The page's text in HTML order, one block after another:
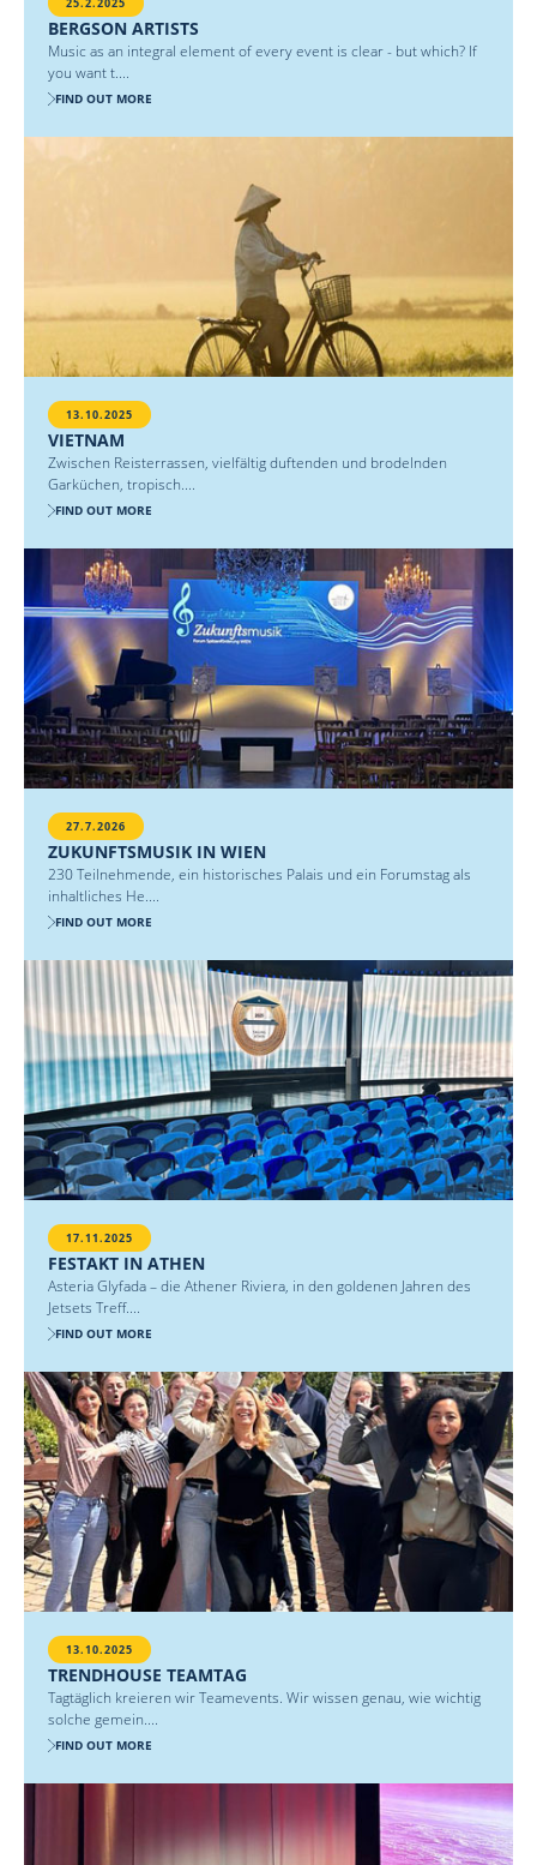
25.2.2025
BERGSON ARTISTS
Music as an integral element of every event is clear - but which? If
you want t....
FIND OUT MORE
13.10.2025
VIETNAM
Zwischen Reisterrassen, vielfältig duftenden und brodelnden
Garküchen, tropisch....
FIND OUT MORE
27.7.2026
ZUKUNFTSMUSIK IN WIEN
230 Teilnehmende, ein historisches Palais und ein Forumstag als
inhaltliches He....
FIND OUT MORE
17.11.2025
FESTAKT IN ATHEN
Asteria Glyfada – die Athener Riviera, in den goldenen Jahren des
Jetsets Treff....
FIND OUT MORE
13.10.2025
TRENDHOUSE TEAMTAG
Tagtäglich kreieren wir Teamevents. Wir wissen genau, wie wichtig
solche gemein....
FIND OUT MORE